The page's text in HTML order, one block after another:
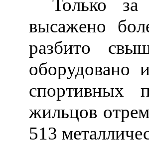
Только
высажено
разбито
оборудовано
спортивных
жильцов
513